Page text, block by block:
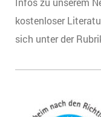
kostenloser
sich unter der